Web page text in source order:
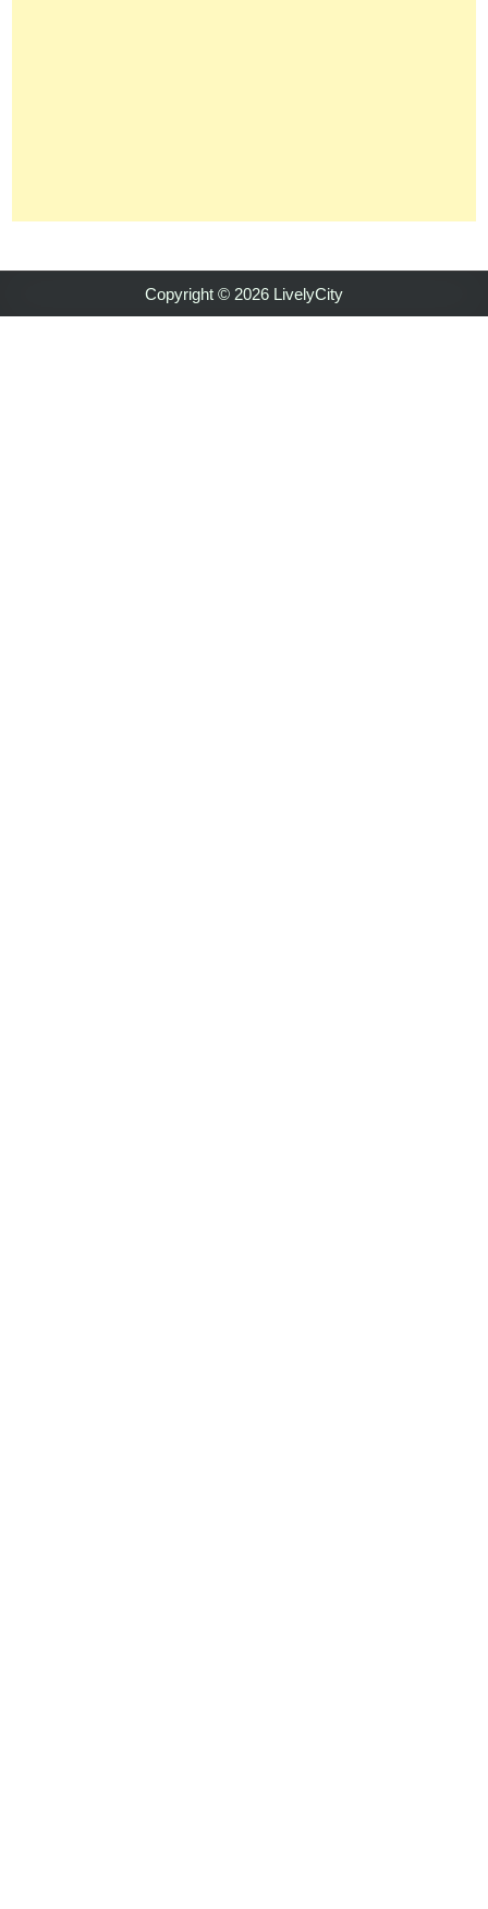
Copyright © 2026 LivelyCity